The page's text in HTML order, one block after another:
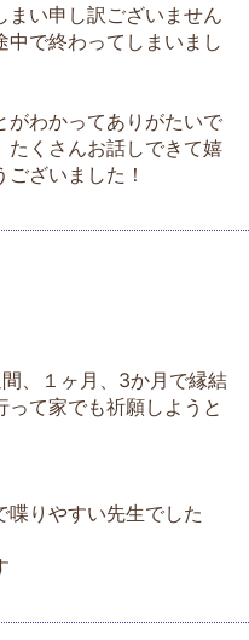
まい申し訳ございません
で終わってしまいまし
がわかってありがたいで
たくさんお話しできて嬉
ざいました！
、１ヶ月、3か月で縁結
て家でも祈願しようと
喋りやすい先生でした